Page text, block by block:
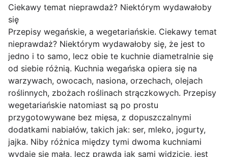
Ciekawy temat nieprawdaż? Niektórym wydawałoby
się
Przepisy wegańskie, a wegetariańskie. Ciekawy temat
nieprawdaż? Niektórym wydawałoby się, że jest to
jedno i to samo, lecz obie te kuchnie diametralnie się
od siebie różnią. Kuchnia wegańska opiera się na
warzywach, owocach, nasiona, orzechach, olejach
roślinnych, zbożach roślinach strączkowych. Przepisy
wegetariańskie natomiast są po prostu
przygotowywane bez mięsa, z dopuszczalnymi
dodatkami nabiałów, takich jak: ser, mleko, jogurty,
jajka. Niby różnica między tymi dwoma kuchniami
wydaje się mała, lecz prawda jak sami widzicie, jest